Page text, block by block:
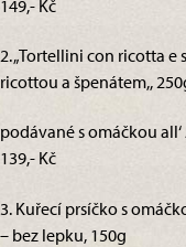
149,- Kč
2. „Tortellini con ricotta
ricottou a špenátem,,
podávané s omáčkou
139,- Kč
3. Kuřecí prsíčko s
– bez lepku, 150g